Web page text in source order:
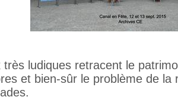
très ludiques retracent le
et bien-sûr le problème de la